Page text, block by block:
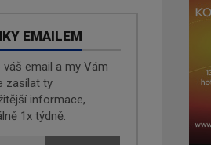
EMAILEM
váš email a my Vám
zasílat ty
informace,
1x týdně.